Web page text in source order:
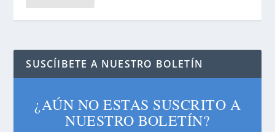
SUSCÍIBETE A NUESTRO BOLETÍN
¿AÚN NO ESTAS SUSCRITO A
NUESTRO BOLETÍN?